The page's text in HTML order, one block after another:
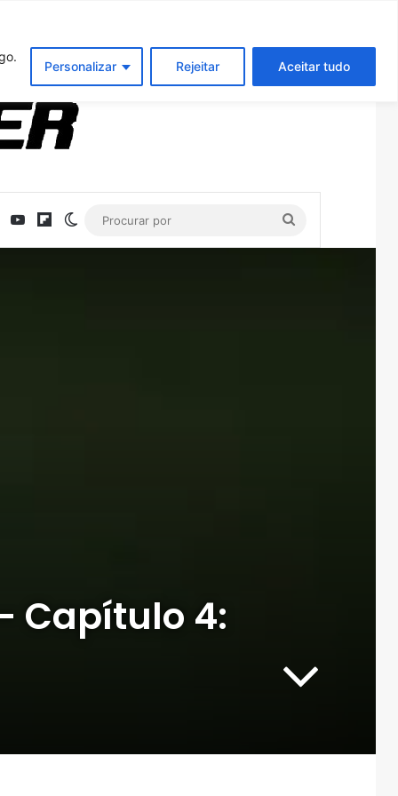
Personalizar Rejeitar Aceitar tudo
YouTubeFlipboardSwitch skin
por
Capítulo 4: